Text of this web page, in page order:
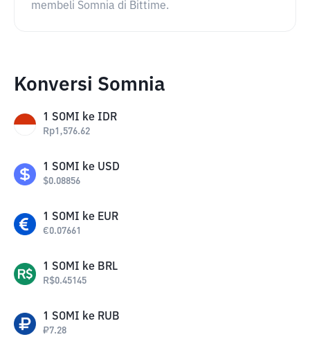
membeli Somnia di Bittime.
Konversi Somnia
1 SOMI ke IDR
Rp1,576.62
1 SOMI ke USD
$0.08856
1 SOMI ke EUR
€0.07661
1 SOMI ke BRL
R$0.45145
1 SOMI ke RUB
₽7.28